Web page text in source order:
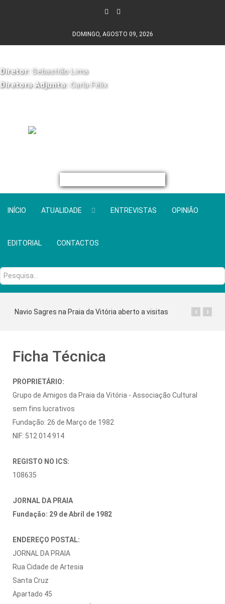
DOMINGO, AGOSTO 09, 2026
Diretor: Sebastião Lima
Diretora Adjunta: Carla Félix
INÍCIO ATUALIDADE ENTREVISTAS OPINIÃO
EDITORIAL CONTACTOS
Pesquisa...
Navio Sagres na Praia da Vitória aberto a visitas ›
‹
Ficha Técnica
PROPRIETÁRIO:
Grupo de Amigos da Praia da Vitória - Associação Cultural
sem fins lucrativos
Fundação: 26 de Março de 1982
NIF: 512 014 914
REGISTO NO ICS:
108635
JORNAL DA PRAIA
Fundação: 29 de Abríl de 1982
ENDEREÇO POSTAL:
JORNAL DA PRAIA
Rua Cidade de Artesia
Santa Cruz
Apartado 45